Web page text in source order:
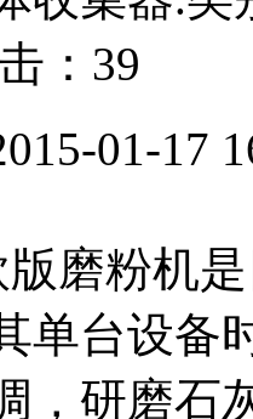
：39
01-17
版磨粉机
单台设备
，研磨石